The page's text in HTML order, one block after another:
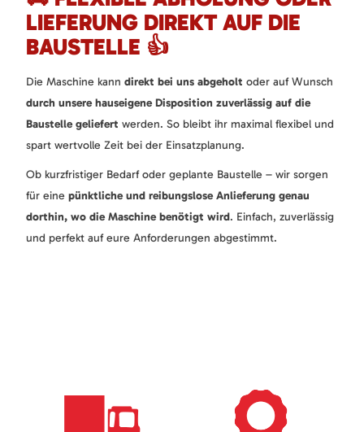
LIEFERUNG DIREKT AUF DIE
BAUSTELLE 👍
Die Maschine kann direkt bei uns abgeholt oder auf Wunsch
durch unsere hauseigene Disposition zuverlässig auf die
Baustelle geliefert werden. So bleibt ihr maximal flexibel und
spart wertvolle Zeit bei der Einsatzplanung.
Ob kurzfristiger Bedarf oder geplante Baustelle – wir sorgen
für eine pünktliche und reibungslose Anlieferung genau
dorthin, wo die Maschine benötigt wird. Einfach, zuverlässig
und perfekt auf eure Anforderungen abgestimmt.